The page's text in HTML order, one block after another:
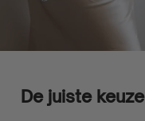
De juiste keuze